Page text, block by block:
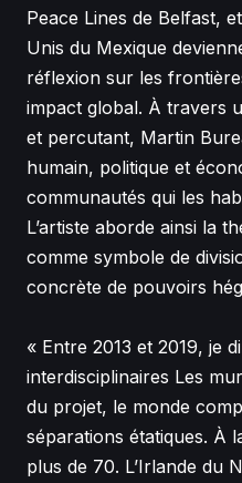
Peace Lines de Belfast,
Unis du Mexique
réflexion sur les
impact global. À travers
et percutant, Martin
humain, politique et
communautés qui les
L’artiste aborde ainsi la
comme symbole de
concrète de pouvoirs
« Entre 2013 et 2019, je
interdisciplinaires Les
du projet, le monde
séparations étatiques. À
plus de 70. L’Irlande du